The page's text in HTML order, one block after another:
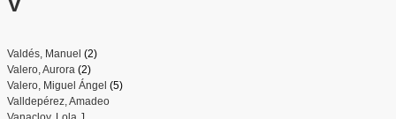
Valdés, Manuel (2)
Valero, Aurora (2)
Valero, Miguel Ángel (5)
Valldepérez, Amadeo